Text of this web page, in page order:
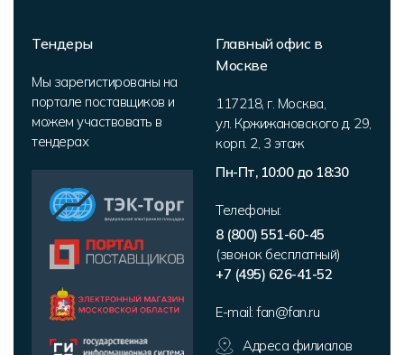
Тендеры
Мы зарегистированы на
портале поставщиков и
можем участвовать в
тендерах
Главный офис в
Москве
117218, г. Москва,
ул. Кржижановского д. 29,
корп. 2, 3 этаж
Пн-Пт, 10:00 до 18:30
Телефоны:
8 (800) 551-60-45
(звонок бесплатный)
+7 (495) 626-41-52
E-mail: fan@fan.ru
Адреса филиалов